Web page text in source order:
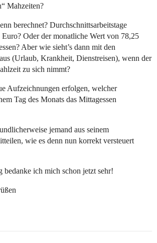
Mahzeiten?
berechnet? Durchschnittsarbeitstage
Oder der monatliche Wert von 78,25
Aber wie sieht’s dann mit den
(Urlaub, Krankheit, Dienstreisen), wenn der
zu sich nimmt?
Aufzeichnungen erfolgen, welcher
Tag des Monats das Mittagessen
jemand aus seinem
wie es denn nun korrekt versteuert
ich mich schon jetzt sehr!